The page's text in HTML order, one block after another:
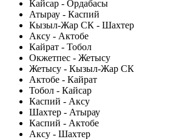
Кайсар - Ордабасы
Атырау - Каспий
Кызыл-Жар СК - Шахтер
Аксу - Актобе
Кайрат - Тобол
Окжетпес - Жетысу
Жетысу - Кызыл-Жар СК
Актобе - Кайрат
Тобол - Кайсар
Каспий - Аксу
Шахтер - Атырау
Каспий - Актобе
Аксу - Шахтер